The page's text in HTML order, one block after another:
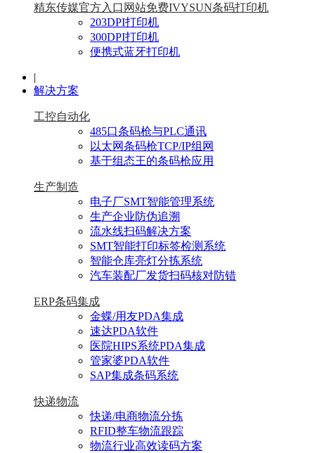
精东传媒官方入口网站免费IVYSUN条码打印机
203DPI打印机
300DPI打印机
便携式蓝牙打印机
|
解决方案
工控自动化
485口条码枪与PLC通讯
以太网条码枪TCP/IP组网
基于组态王的条码枪应用
生产制造
电子厂SMT智能管理系统
生产企业防伪追溯
流水线扫码解决方案
SMT智能打印标签检测系统
智能仓库亮灯分拣系统
汽车装配厂发货扫码核对防错
ERP条码集成
金蝶/用友PDA集成
速达PDA软件
医院HIPS系统PDA集成
管家婆PDA软件
SAP集成条码系统
快递物流
快递/电商物流分拣
RFID整车物流跟踪
物流行业高效读码方案